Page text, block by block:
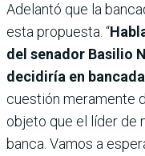
Adelantó que la
esta propuesta. “
del senador Basilio
decidiría en
cuestión meramente
objeto que el líder de
banca. Vamos a